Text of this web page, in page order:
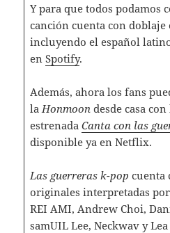
Y para que todos podamos
canción cuenta con doblaje
incluyendo el español
en Spotify.
Además, ahora los fans
la Honmoon desde casa
estrenada Canta con las
disponible ya en Netflix.
Las guerreras k-pop cuenta
originales interpretadas por
REI AMI, Andrew Choi,
samUIL Lee, Neckwav y Lea